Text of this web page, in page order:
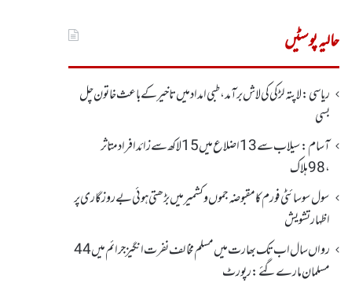
حالیہ پوسٹیں
ریاسی: لاپتہ لڑکی کی لاش برآمد، طبی امداد میں تاخیرکے باعث خاتون چل
بسی
آسام: سیلاب سے 13اضلاع میں 15لاکھ سے زائد افراد متاثر
، 98ہلاک
سول سوسائٹی فورم کا مقبوضہ جموں وکشمیر میں بڑھتی ہوئی بے روزگاری پر
اظہارتشویش
رواں سال اب تک بھارت میں مسلم مخالف نفرت انگیز جرائم میں 44
مسلمان مارے گئے: رپورٹ